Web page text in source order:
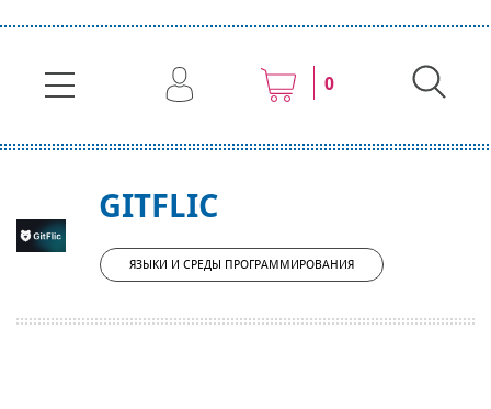
0
GITFLIC
ЯЗЫКИ И СРЕДЫ ПРОГРАММИРОВАНИЯ